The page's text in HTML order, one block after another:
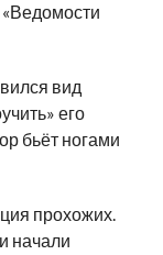
вид
его
бьёт ногами
прохожих.
начали